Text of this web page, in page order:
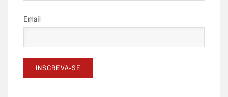
Email